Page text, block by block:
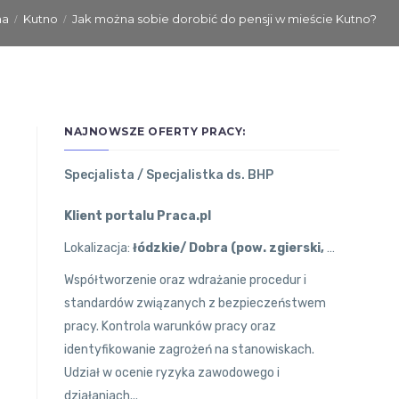
Kutno Jak można sobie dorobić do pensji w mieście Kutno?
NAJNOWSZE OFERTY PRACY:
Specjalista / Specjalistka ds. BHP
Klient portalu Praca.pl
Lokalizacja:łódzkie/ Dobra (pow. zgierski, gm. Stryków)
Współtworzenie oraz wdrażanie procedur i
standardów związanych z bezpieczeństwem
pracy. Kontrola warunków pracy oraz
identyfikowanie zagrożeń na stanowiskach.
Udział w ocenie ryzyka zawodowego i
działaniach...